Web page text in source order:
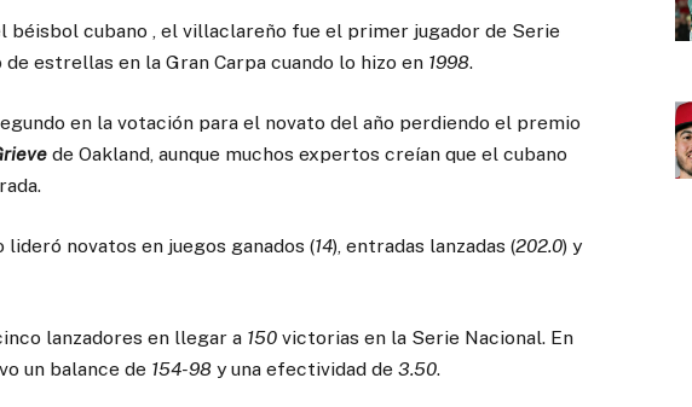
béisbol cubano , el villaclareño fue el primer jugador de Serie
estrellas en la Gran Carpa cuando lo hizo en 1998.
en la votación para el novato del año perdiendo el premio
de Oakland, aunque muchos expertos creían que el cubano
novatos en juegos ganados (14), entradas lanzadas (202.0) y
lanzadores en llegar a 150 victorias en la Serie Nacional. En
un balance de 154-98 y una efectividad de3.50.